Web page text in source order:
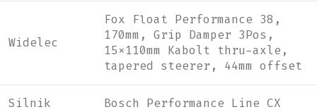
Widelec
Fox Float Performance 38,
170mm, Grip Damper 3Pos,
15x110mm Kabolt thru-axle,
tapered steerer, 44mm offset
Silnik Bosch Performance Line CX